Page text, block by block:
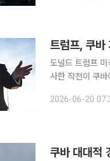
트럼프, 쿠바
도널드 트럼프
사한 작전이 쿠바에서도 재현될
2026-06-20
쿠바 대대적